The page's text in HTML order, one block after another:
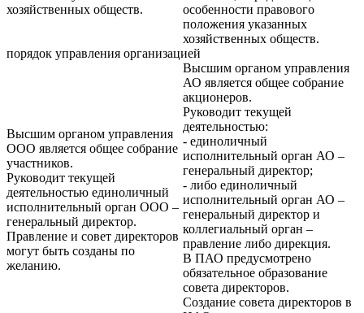
хозяйственных обществ.
особенности правового
положения указанных
хозяйственных обществ.
порядок управления организацией
Высшим органом управления
ООО является общее собрание
участников.
Руководит текущей
деятельностью единоличный
исполнительный орган ООО –
генеральный директор.
Правление и совет директоров
могут быть созданы по
желанию.
Высшим органом управления
АО является общее собрание
акционеров.
Руководит текущей
деятельностью:
- единоличный
исполнительный орган АО –
генеральный директор;
- либо единоличный
исполнительный орган АО –
генеральный директор и
коллегиальный орган –
правление либо дирекция.
В ПАО предусмотрено
обязательное образование
совета директоров.
Создание совета директоров в